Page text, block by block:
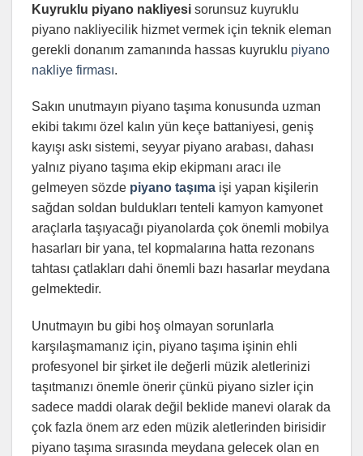
Kuyruklu piyano nakliyesi sorunsuz kuyruklu
piyano nakliyecilik hizmet vermek için teknik eleman
gerekli donanım zamanında hassas kuyruklu piyano
nakliye firması.
Sakın unutmayın piyano taşıma konusunda uzman
ekibi takımı özel kalın yün keçe battaniyesi, geniş
kayışı askı sistemi, seyyar piyano arabası, dahası
yalnız piyano taşıma ekip ekipmanı aracı ile
gelmeyen sözde piyano taşıma işi yapan kişilerin
sağdan soldan buldukları tenteli kamyon kamyonet
araçlarla taşıyacağı piyanolarda çok önemli mobilya
hasarları bir yana, tel kopmalarına hatta rezonans
tahtası çatlakları dahi önemli bazı hasarlar meydana
gelmektedir.
Unutmayın bu gibi hoş olmayan sorunlarla
karşılaşmamanız için, piyano taşıma işinin ehli
profesyonel bir şirket ile değerli müzik aletlerinizi
taşıtmanızı önemle önerir çünkü piyano sizler için
sadece maddi olarak değil beklide manevi olarak da
çok fazla önem arz eden müzik aletlerinden birisidir
piyano taşıma sırasında meydana gelecek olan en